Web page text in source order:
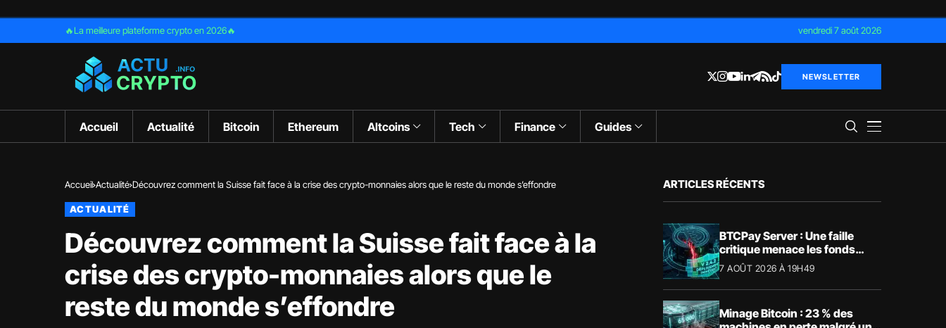
🔥La meilleure plateforme crypto en 2026🔥 vendredi 7 août 2026
NEWSLETTER
Accueil Actualité Bitcoin Ethereum Altcoins Tech Finance Guides
Accueil Actualité Découvrez comment la Suisse fait face à la crise des crypto-monnaies alors que le reste du monde s’effondre
ACTUALITÉ
Découvrez comment la Suisse fait face à la
crise des crypto-monnaies alors que le
reste du monde s’effondre
ARTICLES RÉCENTS
BTCPay Server : Une faille
critique menace les fonds
Bitcoin
7 AOÛT 2026 À 19H49
Minage Bitcoin : 23 % des